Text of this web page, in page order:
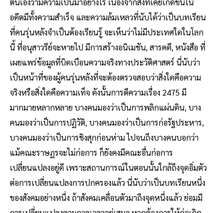
อดีตมีทั้งความสำเร็จ และความล้มเหลวที่นับได้ว่าเป็นบทเรียน
ที่คนรุ่นหลังจำเป็นต้องเรียนรู้ จะเห็นว่าไม่มีประเทศใดในโลก
นี้ ที่อนุสาวรีย์จะหายไป มีการสร้างอนิเมชัน, สารคดี, หนังสือ ที่
เผยแพร่ข้อมูลที่บิดเบือนความจริงทางประวัติศาสตร์ นี่นับว่า
เป็นหน้าที่ของผู้คนรุ่นหลังที่จะต้องตรวจสอบว่าสิ่งใดคือความ
จริงหรือสิ่งใดคือความเท็จ ดังนั้นการตีความเรื่อง 2475 มี
มากมายหลากหลาย บางคนมองว่าเป็นการพลิกแผ่นดิน, บาง
คนมองว่าเป็นการปฏิวัติ, บางคนมองว่าเป็นการก่อรัฐประหาร,
บางคนมองว่าเป็นการชิงสุกก่อนห่าม ไปจนถึงบางคนบอกว่า
แม้คณะราษฏรจะไม่ก่อการ ก็ยังคงมีคณะอื่นก่อการ
เปลี่ยนแปลงอยู่ดี เพราะสถานการณ์ในตอนนั้นใกล้ถึงจุดอิ่มตัว
ต่อการเปลี่ยนแปลงการปกครองแล้ว นี่นับว่าเป็นบทเรียนหนึ่ง
ของสังคมอย่างหนึ่ง ถ้าสังคมเคลื่อนตัวมาถึงจุดหนึ่งแล้ว ย่อมมี